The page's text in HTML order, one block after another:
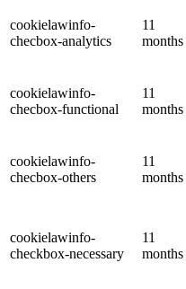
cookielawinfo-
checbox-analytics
11
months
cookielawinfo-
checbox-functional
11
months
cookielawinfo-
checbox-others
11
months
cookielawinfo-
checkbox-necessary
11
months